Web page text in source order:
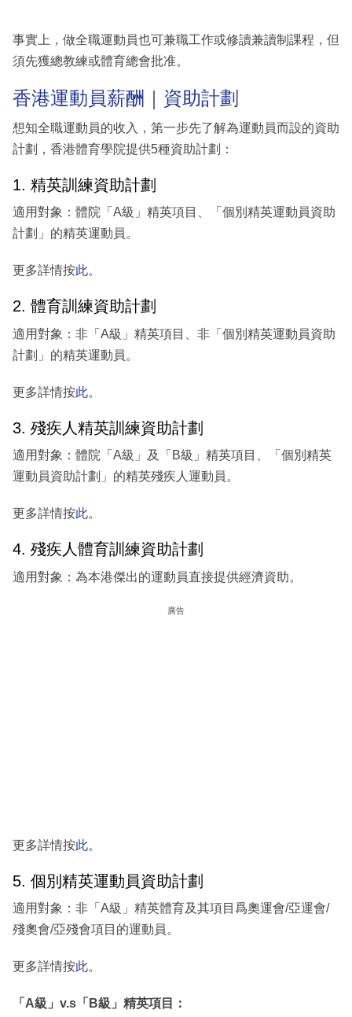
事實上，做全職運動員也可兼職工作或修讀兼讀制課程，但
須先獲總教練或體育總會批准。
香港運動員薪酬｜資助計劃
想知全職運動員的收入，第一步先了解為運動員而設的資助
計劃，香港體育學院提供5種資助計劃：
1. 精英訓練資助計劃
適用對象：體院「A級」精英項目、「個別精英運動員資助
計劃」的精英運動員。
更多詳情按此。
2. 體育訓練資助計劃
適用對象：非「A級」精英項目、非「個別精英運動員資助
計劃」的精英運動員。
更多詳情按此。
3. 殘疾人精英訓練資助計劃
適用對象：體院「A級」及「B級」精英項目、「個別精英
運動員資助計劃」的精英殘疾人運動員。
更多詳情按此。
4. 殘疾人體育訓練資助計劃
適用對象：為本港傑出的運動員直接提供經濟資助。
廣告
更多詳情按此。
5. 個別精英運動員資助計劃
適用對象：非「A級」精英體育及其項目爲奧運會/亞運會/
殘奧會/亞殘會項目的運動員。
更多詳情按此。
「A級」v.s「B級」精英項目：